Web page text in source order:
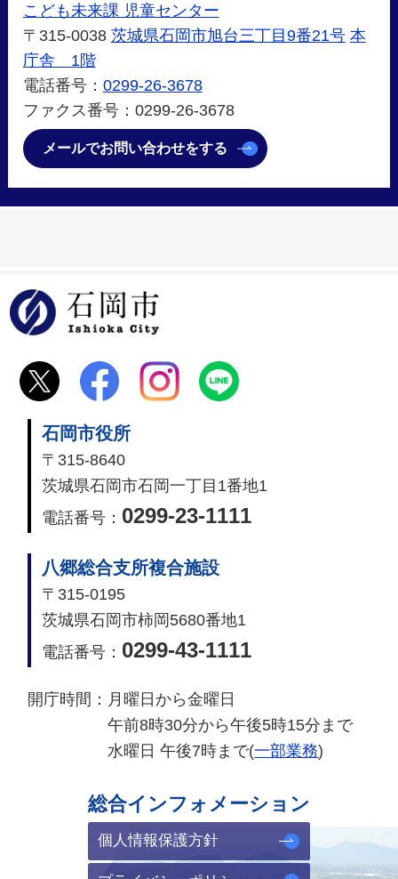
こども未来課 児童センター
〒315-0038 茨城県石岡市旭台三丁目9番21号 本
庁舎 1階
電話番号： 0299-26-3678
ファクス番号：0299-26-3678
メールでお問い合わせをする
石岡市役所
〒315-8640
茨城県石岡市石岡一丁目1番地1
電話番号： 0299-23-1111
八郷総合支所複合施設
〒315-0195
茨城県石岡市柿岡5680番地1
電話番号： 0299-43-1111
開庁時間： 月曜日から金曜日
午前8時30分から午後5時15分まで
水曜日 午後7時まで(一部業務)
総合インフォメーション
個人情報保護方針